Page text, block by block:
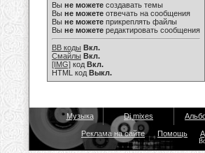
Вы не можете создавать темы
Вы не можете отвечать на сообщения
Вы не можете прикреплять файлы
Вы не можете редактировать сообщения
BB коды Вкл.
Смайлы Вкл.
[IMG] код Вкл.
HTML код Выкл.
Музыка Dj mixes
Реклама на сайте Помощь